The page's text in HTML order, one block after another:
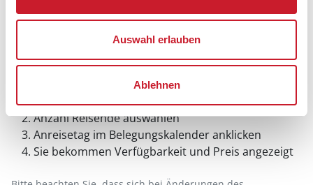
Auswahl erlauben
Ablehnen
Belegungskalender
Reisedauer auswählen
Anzahl Reisende auswählen
Anreisetag im Belegungskalender anklicken
Sie bekommen Verfügbarkeit und Preis angezeigt